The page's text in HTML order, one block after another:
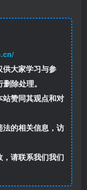
超过5个APP的
息、检测升级
组件、错误报
大家学习与参
删除处理。
赞同其观点和对
的相关信息，访
请联系我们我们